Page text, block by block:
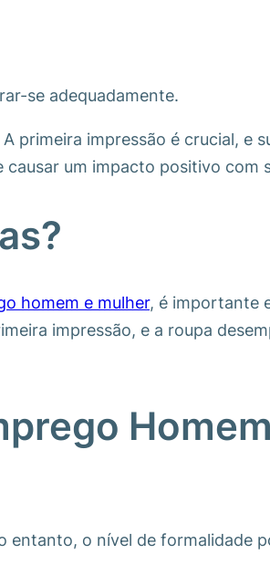
se adequadamente.
primeira impressão é crucial, e
um impacto positivo com
homem e mulher, é importante
impressão, e a roupa
entanto, o nível de formalidade